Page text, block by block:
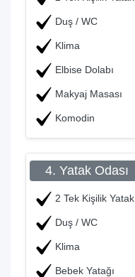
Duş / WC
Klima
Elbise Dolabı
Makyaj Masası
Komodin
4. Yatak Odası
2 Tek Kişilik Yatak
Duş / WC
Klima
Bebek Yatağı